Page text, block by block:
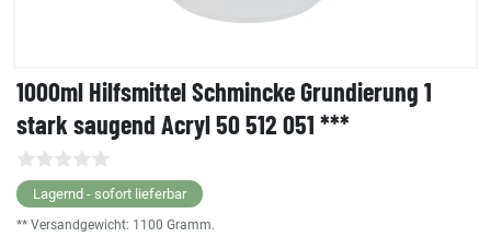
1000ml Hilfsmittel Schmincke Grundierung 1
stark saugend Acryl 50 512 051 ***
Lagernd - sofort lieferbar
** Versandgewicht: 1100 Gramm.